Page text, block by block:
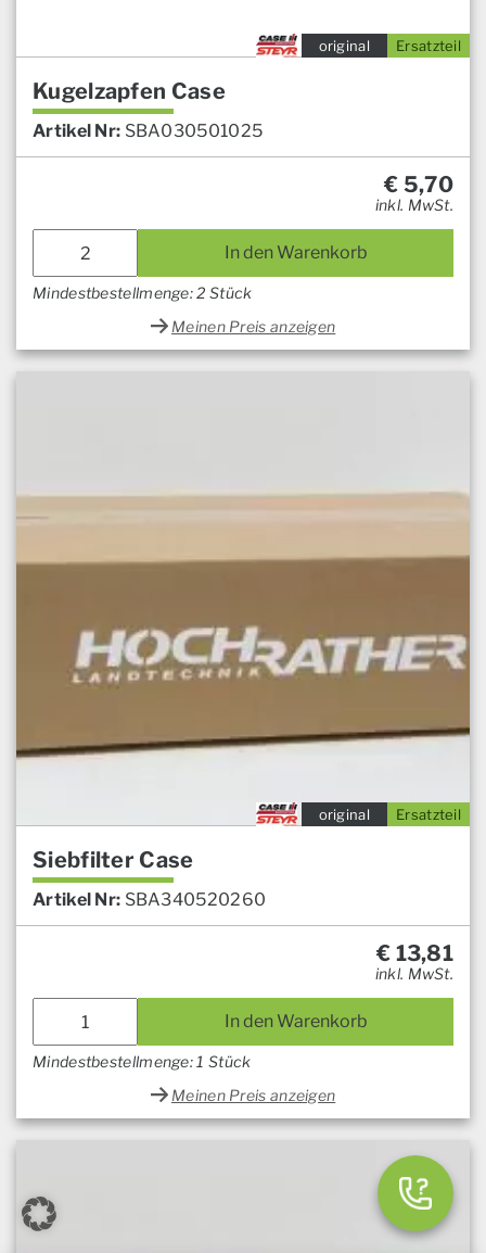
Ersatzteil
original
Kugelzapfen Case
Artikel Nr: SBA030501025
€ 5,70
inkl. MwSt.
In den Warenkorb
Mindestbestellmenge: 2 Stück
Meinen Preis anzeigen
Ersatzteil
original
Siebfilter Case
Artikel Nr: SBA340520260
€ 13,81
inkl. MwSt.
In den Warenkorb
Mindestbestellmenge: 1 Stück
Meinen Preis anzeigen